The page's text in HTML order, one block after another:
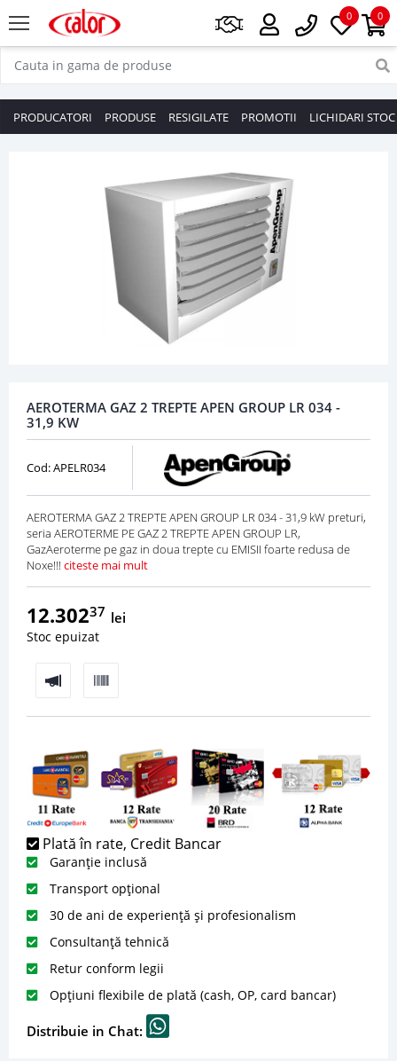
0
0
PRODUCATORI PRODUSE RESIGILATE PROMOTII LICHIDARI STOC
AEROTERMA GAZ 2 TREPTE APEN GROUP LR 034 -
31,9 KW
Cod: APELR034
AEROTERMA GAZ 2 TREPTE APEN GROUP LR 034 - 31,9 kW preturi,
seria AEROTERME PE GAZ 2 TREPTE APEN GROUP LR,
GazAeroterme pe gaz in doua trepte cu EMISII foarte redusa de
Noxe!!! citeste mai mult
12.30237 lei
Stoc epuizat
Plată în rate, Credit Bancar
Garanție inclusă
Transport opțional
30 de ani de experiență și profesionalism
Consultanță tehnică
Retur conform legii
Opțiuni flexibile de plată (cash, OP, card bancar)
Distribuie in Chat: